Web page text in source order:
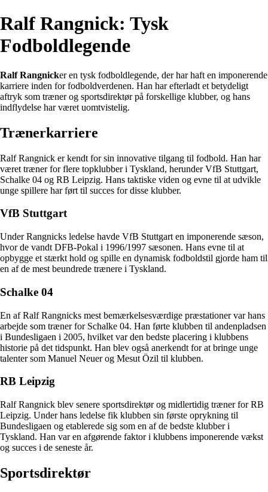
Ralf Rangnick: Tysk
Fodboldlegende
Ralf Rangnicker en tysk fodboldlegende, der har haft en imponerende
karriere inden for fodboldverdenen. Han har efterladt et betydeligt
aftryk som træner og sportsdirektør på forskellige klubber, og hans
indflydelse har været uomtvistelig.
Trænerkarriere
Ralf Rangnick er kendt for sin innovative tilgang til fodbold. Han har
været træner for flere topklubber i Tyskland, herunder VfB Stuttgart,
Schalke 04 og RB Leipzig. Hans taktiske viden og evne til at udvikle
unge spillere har ført til succes for disse klubber.
VfB Stuttgart
Under Rangnicks ledelse havde VfB Stuttgart en imponerende sæson,
hvor de vandt DFB-Pokal i 1996/1997 sæsonen. Hans evne til at
opbygge et stærkt hold og spille en dynamisk fodboldstil gjorde ham til
en af de mest beundrede trænere i Tyskland.
Schalke 04
En af Ralf Rangnicks mest bemærkelsesværdige præstationer var hans
arbejde som træner for Schalke 04. Han førte klubben til andenpladsen
i Bundesligaen i 2005, hvilket var den bedste placering i klubbens
historie på det tidspunkt. Han blev også anerkendt for at bringe unge
talenter som Manuel Neuer og Mesut Özil til klubben.
RB Leipzig
Ralf Rangnick blev senere sportsdirektør og midlertidig træner for RB
Leipzig. Under hans ledelse fik klubben sin første oprykning til
Bundesligaen og etablerede sig som en af de bedste klubber i
Tyskland. Han var en afgørende faktor i klubbens imponerende vækst
og succes i de seneste år.
Sportsdirektør